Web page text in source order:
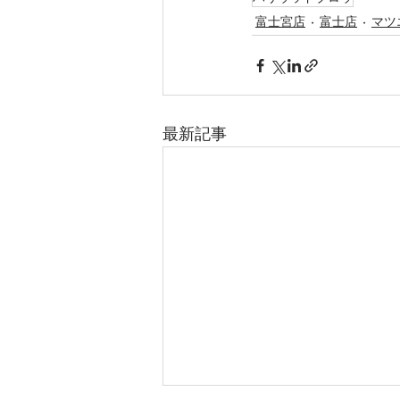
富士宮店
富士店 マツ
最新記事